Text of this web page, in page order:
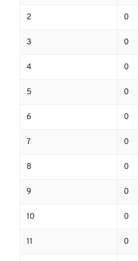
2 0
3 0
4 0
5 0
6 0
7 0
8 0
9 0
10 0
11 0